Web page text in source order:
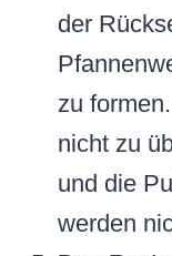
der
zu
nicht zu
und die
werden